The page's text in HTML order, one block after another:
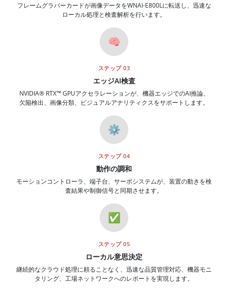
フレームグラバーカードが画像データをWNAI-E800Lに転送し、迅速な
ローカル処理と検査解析を行います。
🧠
ステップ 03
エッジAI検査
NVIDIA® RTX™ GPUアクセラレーションが、機器エッジでのAI推論、
欠陥検出、画像分類、ビジュアルアナリティクスをサポートします。
⚙️
ステップ 04
動作の調和
モーションコントローラ、端子台、サーボシステムが、装置の動きを検
査結果や制御信号と同期させます。
✅
ステップ 05
ローカル意思決定
継続的なクラウド処理に頼ることなく、迅速な品質管理対応、機器モニ
タリング、工場ネットワークへのレポートを実現します。